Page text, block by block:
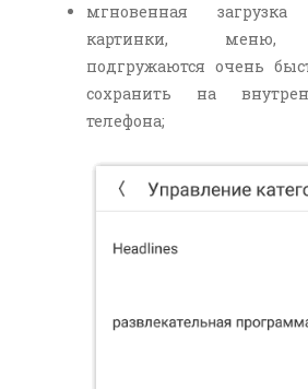
мгновенная
картинки, меню,
подгружаются очень
сохранить на
телефона;